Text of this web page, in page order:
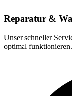
Reparatur &
Unser schneller
optimal funktionieren.